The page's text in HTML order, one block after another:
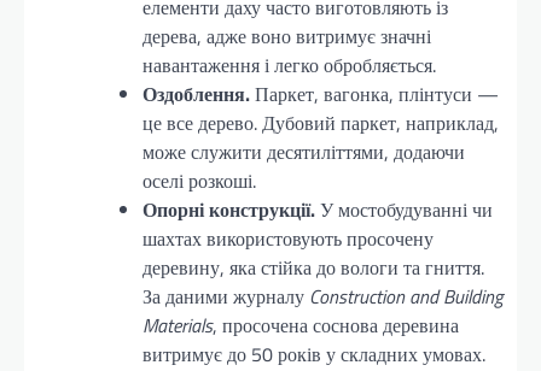
елементи даху часто виготовляють із
дерева, адже воно витримує значні
навантаження і легко обробляється.
Оздоблення.Паркет, вагонка, плінтуси —
це все дерево. Дубовий паркет, наприклад,
може служити десятиліттями, додаючи
оселі розкоші.
Опорні конструкції.У мостобудуванні чи
шахтах використовують просочену
деревину, яка стійка до вологи та гниття.
За даними журналу Construction and Building
Materials, просочена соснова деревина
витримує до 50 років у складних умовах.